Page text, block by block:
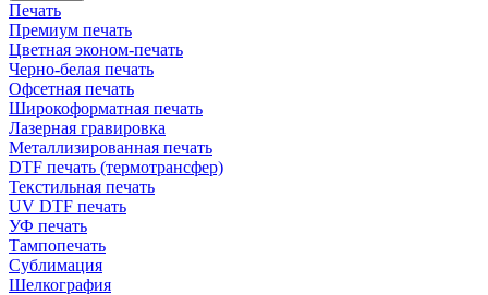
Печать
Премиум печать
Цветная эконом-печать
Черно-белая печать
Офсетная печать
Широкоформатная печать
Лазерная гравировка
Металлизированная печать
DTF печать (термотрансфер)
Текстильная печать
UV DTF печать
УФ печать
Тампопечать
Сублимация
Шелкография